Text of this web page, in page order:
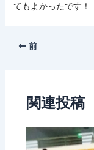
てもよかったです！
前
関連投稿